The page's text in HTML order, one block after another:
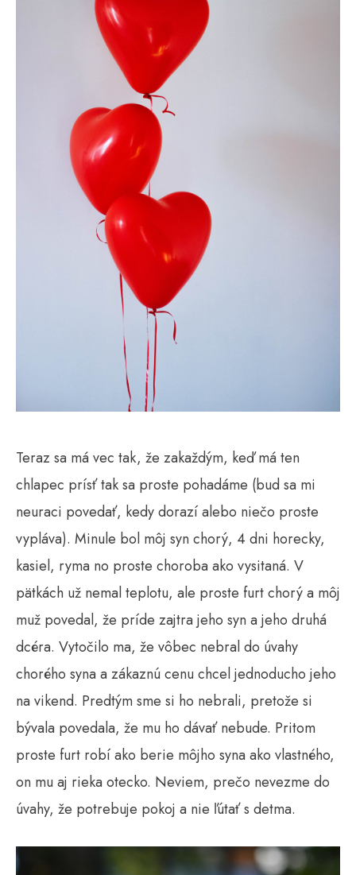
Teraz sa má vec tak, že zakaždým, keď má ten
chlapec prísť tak sa proste pohadáme (bud sa mi
neuraci povedať, kedy dorazí alebo niečo proste
vypláva). Minule bol môj syn chorý, 4 dni horecky,
kasiel, ryma no proste choroba ako vysitaná. V
pätkách už nemal teplotu, ale proste furt chorý a môj
muž povedal, že príde zajtra jeho syn a jeho druhá
dcéra. Vytočilo ma, že vôbec nebral do úvahy
chorého syna a zákaznú cenu chcel jednoducho jeho
na vikend. Predtým sme si ho nebrali, pretože si
bývala povedala, že mu ho dávať nebude. Pritom
proste furt robí ako berie môjho syna ako vlastného, ​​
on mu aj rieka otecko. Neviem, prečo nevezme do
úvahy, že potrebuje pokoj a nie ľútať s detma.